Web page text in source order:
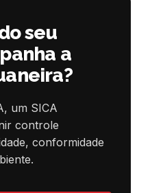
seu
a
um SICA
controle
conformidade